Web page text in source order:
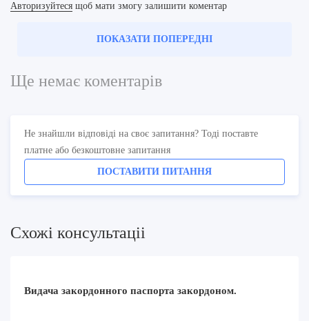
Авторизуйтеся щоб мати змогу залишити коментар
ПОКАЗАТИ ПОПЕРЕДНІ
Ще немає коментарів
Не знайшли відповіді на своє запитання? Тоді поставте
платне або безкоштовне запитання
ПОСТАВИТИ ПИТАННЯ
Схожi консультацii
Видача закордонного паспорта закордоном.